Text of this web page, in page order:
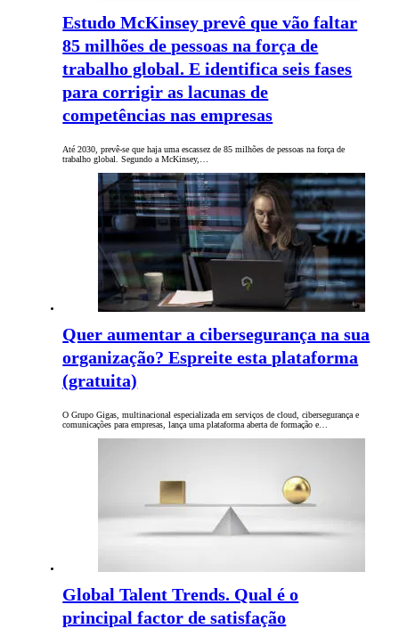
Estudo McKinsey prevê que vão faltar
85 milhões de pessoas na força de
trabalho global. E identifica seis fases
para corrigir as lacunas de
competências nas empresas
Até 2030, prevê-se que haja uma escassez de 85 milhões de pessoas na força de
trabalho global. Segundo a McKinsey,…
Quer aumentar a cibersegurança na sua
organização? Espreite esta plataforma
(gratuita)
O Grupo Gigas, multinacional especializada em serviços de cloud, cibersegurança e
comunicações para empresas, lança uma plataforma aberta de formação e…
Global Talent Trends. Qual é o
principal factor de satisfação